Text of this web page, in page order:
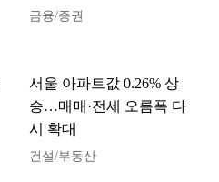
금융/증권
서울 아파트값 0.26% 상
승…매매·전세 오름폭 다
시 확대
건설/부동산